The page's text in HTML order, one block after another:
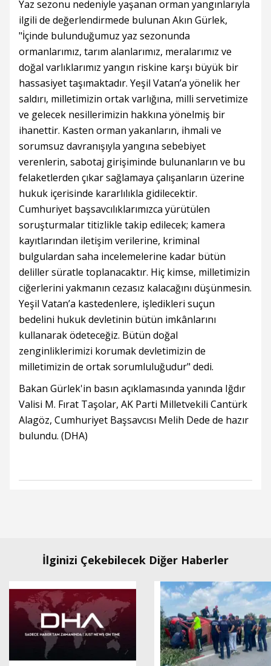
Yaz sezonu nedeniyle yaşanan orman yangınlarıyla
ilgili de değerlendirmede bulunan Akın Gürlek,
"İçinde bulunduğumuz yaz sezonunda
ormanlarımız, tarım alanlarımız, meralarımız ve
doğal varlıklarımız yangın riskine karşı büyük bir
hassasiyet taşımaktadır. Yeşil Vatan’a yönelik her
saldırı, milletimizin ortak varlığına, milli servetimize
ve gelecek nesillerimizin hakkına yönelmiş bir
ihanettir. Kasten orman yakanların, ihmali ve
sorumsuz davranışıyla yangına sebebiyet
verenlerin, sabotaj girişiminde bulunanların ve bu
felaketlerden çıkar sağlamaya çalışanların üzerine
hukuk içerisinde kararlılıkla gidilecektir.
Cumhuriyet başsavcılıklarımızca yürütülen
soruşturmalar titizlikle takip edilecek; kamera
kayıtlarından iletişim verilerine, kriminal
bulgulardan saha incelemelerine kadar bütün
deliller süratle toplanacaktır. Hiç kimse, milletimizin
ciğerlerini yakmanın cezasız kalacağını düşünmesin.
Yeşil Vatan’a kastedenlere, işledikleri suçun
bedelini hukuk devletinin bütün imkânlarını
kullanarak ödeteceğiz. Bütün doğal
zenginliklerimizi korumak devletimizin de
milletimizin de ortak sorumluluğudur" dedi.
Bakan Gürlek'in basın açıklamasında yanında Iğdır
Valisi M. Fırat Taşolar, AK Parti Milletvekili Cantürk
Alagöz, Cumhuriyet Başsavcısı Melih Dede de hazır
bulundu. (DHA)
İlginizi Çekebilecek Diğer Haberler